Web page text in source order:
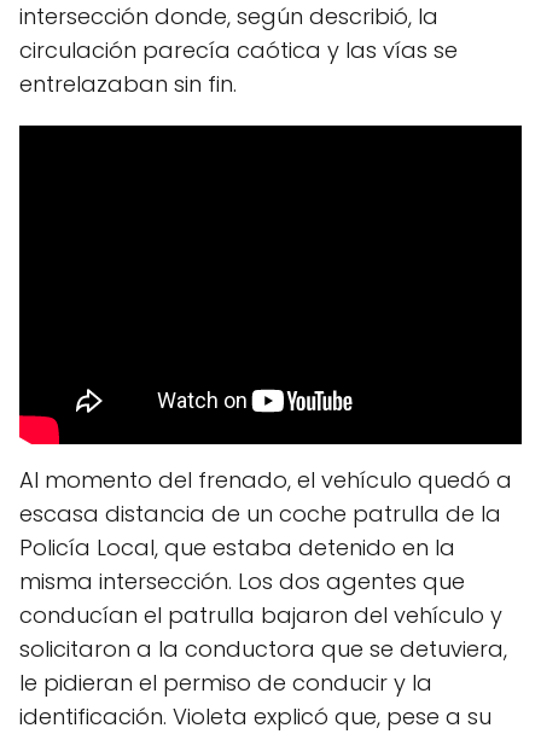
intersección donde, según describió, la
circulación parecía caótica y las vías se
entrelazaban sin fin.
Al momento del frenado, el vehículo quedó a
escasa distancia de un coche patrulla de la
Policía Local, que estaba detenido en la
misma intersección. Los dos agentes que
conducían el patrulla bajaron del vehículo y
solicitaron a la conductora que se detuviera,
le pidieran el permiso de conducir y la
identificación. Violeta explicó que, pese a su